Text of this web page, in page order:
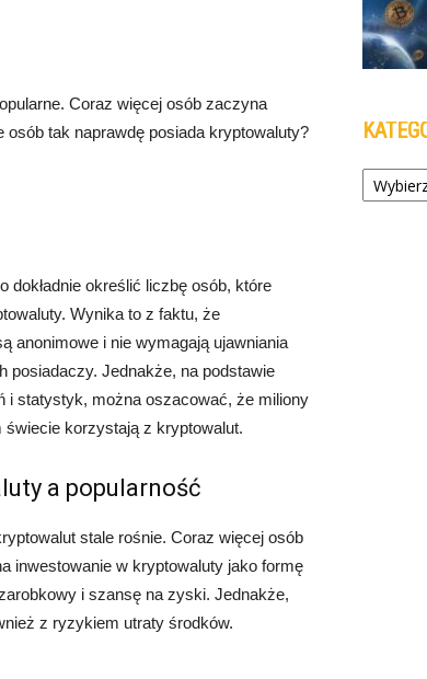
Coraz więcej osób zaczyna
tak naprawdę posiada kryptowaluty?
dokładnie określić liczbę osób, które
Wynika to z faktu, że
anonimowe i nie wymagają ujawniania
posiadaczy. Jednakże, na podstawie
i statystyk, można oszacować, że miliony
świecie korzystają z kryptowalut.
a popularność
stale rośnie. Coraz więcej osób
inwestowanie w kryptowaluty jako formę
i szansę na zyski. Jednakże,
z ryzykiem utraty środków.